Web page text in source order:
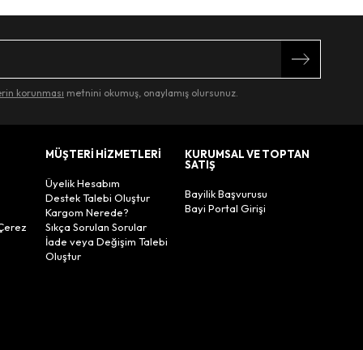
korunması metnini okumuş, onaylamış olursunuz.
MÜŞTERİ HİZMETLERİ
Üyelik Hesabım
Destek Talebi Oluştur
Kargom Nerede?
Sıkça Sorulan Sorular
İade veya Değişim Talebi
Oluştur
KURUMSAL VE TOPTAN
SATIŞ
Bayilik Başvurusu
Bayi Portal Girişi